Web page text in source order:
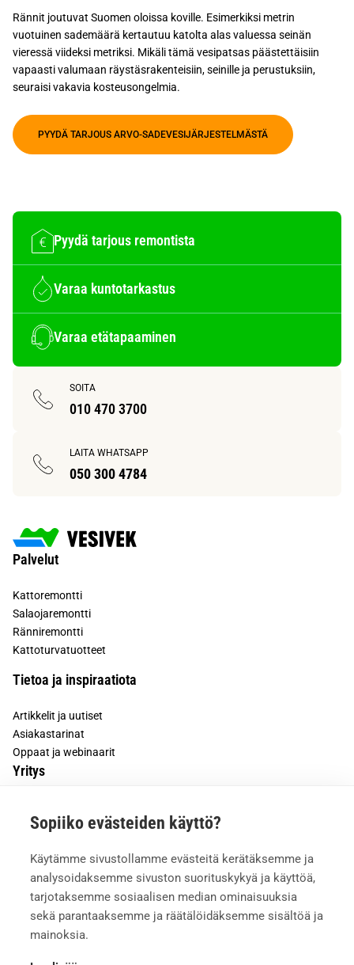
Sopiiko evästeiden käyttö?
Käytämme sivustollamme evästeitä kerätäksemme ja
analysoidaksemme sivuston suorituskykyä ja käyttöä,
tarjotaksemme sosiaalisen median ominaisuuksia
sekä parantaaksemme ja räätälöidäksemme sisältöä ja
mainoksia.
Rännit joutuvat Suomen oloissa koville. Esimerkiksi metrin
vuotuinen sademäärä kertautuu katolta alas valuessa seinän
vieressä viideksi metriksi. Mikäli tämä vesipatsas päästettäisiin
vapaasti valumaan räystäsrakenteisiin, seinille ja perustuksiin,
seuraisi vakavia kosteusongelmia.
PYYDÄ TARJOUS ARVO-SADEVESIJÄRJESTELMÄSTÄ
Pyydä tarjous remontista
Varaa kuntotarkastus
Varaa etätapaaminen
SOITA
010 470 3700
LAITA WHATSAPP
050 300 4784
Palvelut
Kattoremontti
Salaojaremontti
Ränniremontti
Kattoturvatuotteet
Tietoa ja inspiraatiota
Artikkelit ja uutiset
Asiakastarinat
Oppaat ja webinaarit
Yritys
Asiakkaiden kokemuksia
Yhteystiedot
Mediapankki